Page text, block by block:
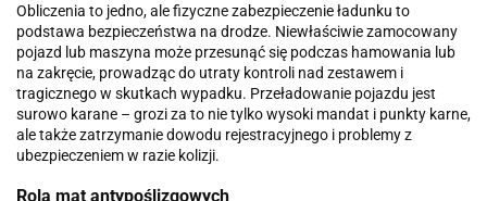
Obliczenia to jedno, ale fizyczne zabezpieczenie ładunku to
podstawa bezpieczeństwa na drodze. Niewłaściwie zamocowany
pojazd lub maszyna może przesunąć się podczas hamowania lub
na zakręcie, prowadząc do utraty kontroli nad zestawem i
tragicznego w skutkach wypadku. Przeładowanie pojazdu jest
surowo karane – grozi za to nie tylko wysoki mandat i punkty karne,
ale także zatrzymanie dowodu rejestracyjnego i problemy z
ubezpieczeniem w razie kolizji.
Rola mat antypoślizgowych